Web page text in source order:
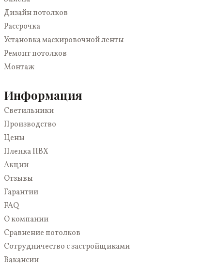
В комнату
Для дачи
В зал
Для коттеджа
На кухню
В коридор
Кривые линии
Многоуровневые
Парящие
Синие
Дизайн потолков
Рассрочка
Установка маскировочной ленты
Ремонт потолков
Монтаж
Информация
Светильники
Производство
Цены
Пленка ПВХ
Акции
Отзывы
Гарантии
FAQ
О компании
Сравнение потолков
Сотрудничество с застройщиками
Вакансии